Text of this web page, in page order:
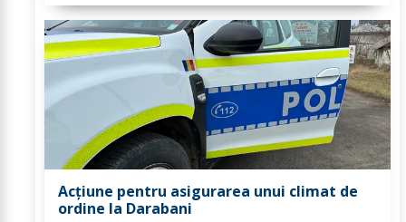
Acțiune pentru asigurarea unui climat de
ordine la Darabani